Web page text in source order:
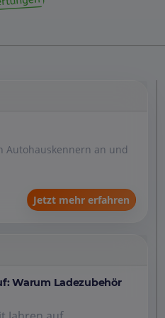
Autohauskennern an und
Jetzt mehr erfahren
Warum Ladezubehör